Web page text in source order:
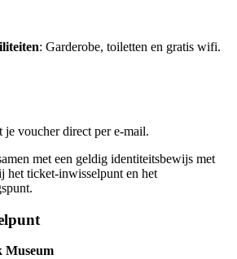
: Garderobe, toiletten en gratis wifi.
je voucher direct per e-mail.
met een geldig identiteitsbewijs met
het ticket-inwisselpunt en het
Museum